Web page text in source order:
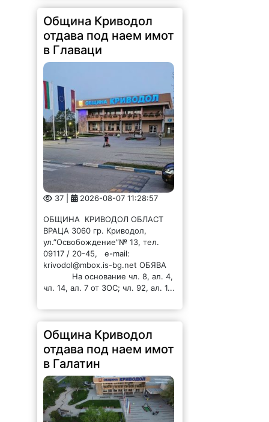
в Главаци
37 | 2026-08-07 11:28:57
ОБЩИНА КРИВОДОЛ ОБЛАСТ
ВРАЦА 3060 гр. Криводол,
09117 / 20-45, e-mail:
krivodol@mbox.is-bg.net ОБЯВА
На основание чл. 8, ал. 4,
чл. 14, ал. 7 от ЗОС; чл. 92, ал. 1...
отдава под наем имот
в Галатин
37 | 2026-08-07 11:27:20